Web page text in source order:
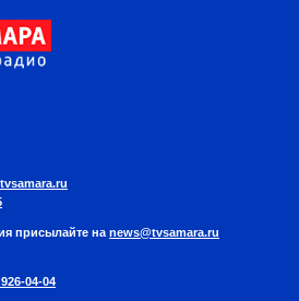
присылайте на news@tvsamara.ru
04-04